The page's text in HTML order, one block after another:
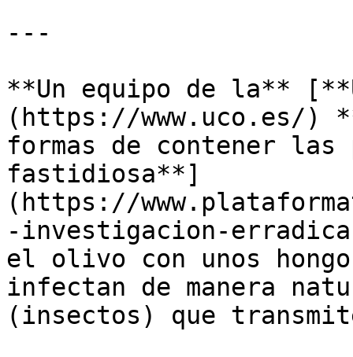
---
**Un equipo de la**
(https://www.uco.es/)
formas de contener
fastidiosa**]
(https://
-investigacion-
el olivo con unos
infectan de manera
(insectos) que